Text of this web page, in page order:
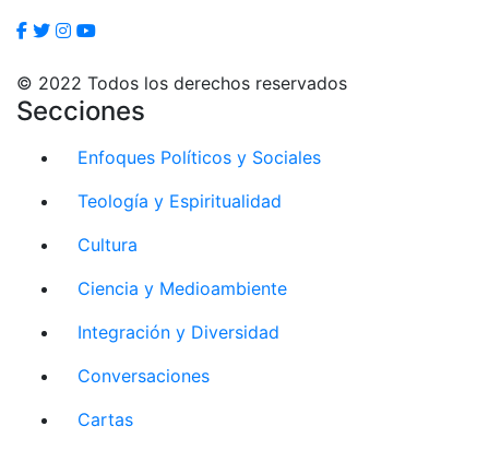
© 2022 Todos los derechos reservados
Secciones
Enfoques Políticos y Sociales
Teología y Espiritualidad
Cultura
Ciencia y Medioambiente
Integración y Diversidad
Conversaciones
Cartas